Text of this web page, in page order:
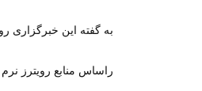
به گفته این خبرگزاری روز سه شنبه ۲۹ اکتبر واتس‌اپ شکایتی را علیه گروه اسرائیلی ان اس
راساس منابع رویترز